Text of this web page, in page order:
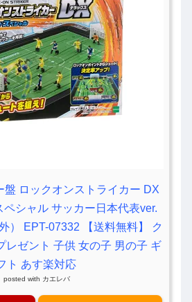
盤 ロックオンストライカー DX
シャル サッカー日本代表ver.
） EPT-07332 【送料無料】 ク
レゼント 子供 女の子 男の子 ギ
ト あす楽対応
posted with カエレバ